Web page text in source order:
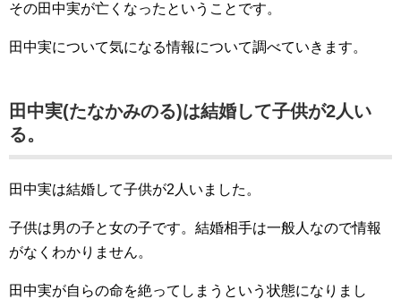
その田中実が亡くなったということです。
田中実について気になる情報について調べていきます。
田中実(たなかみのる)は結婚して子供が2人い
る。
田中実は結婚して子供が2人いました。
子供は男の子と女の子です。結婚相手は一般人なので情報
がなくわかりません。
田中実が自らの命を絶ってしまうという状態になりまし